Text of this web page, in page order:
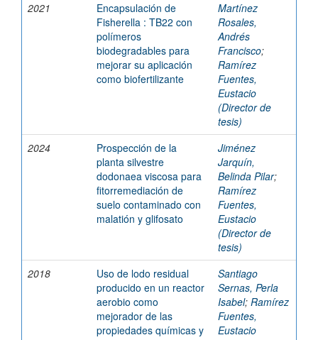
2021
Encapsulación de
Fisherella : TB22 con
polímeros
biodegradables para
mejorar su aplicación
como biofertilizante
Martínez
Rosales,
Andrés
Francisco;
Ramírez
Fuentes,
Eustacio
(Director de
tesis)
2024
Prospección de la
planta silvestre
dodonaea viscosa para
fitorremediación de
suelo contaminado con
malatión y glifosato
Jiménez
Jarquín,
Belinda Pilar;
Ramírez
Fuentes,
Eustacio
(Director de
tesis)
2018
Uso de lodo residual
producido en un reactor
aerobio como
mejorador de las
propiedades químicas y
Santiago
Sernas, Perla
Isabel; Ramírez
Fuentes,
Eustacio